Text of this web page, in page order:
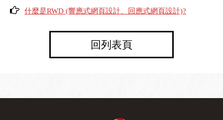
什麼是RWD (響應式網頁設計、回應式網頁設計)?
回列表頁